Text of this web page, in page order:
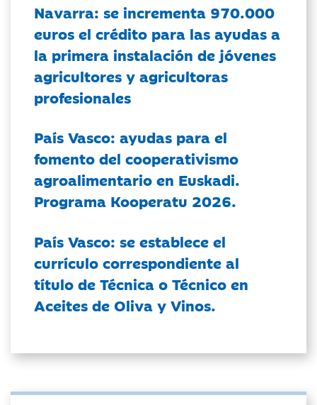
Navarra: se incrementa 970.000
euros el crédito para las ayudas a
la primera instalación de jóvenes
agricultores y agricultoras
profesionales
País Vasco: ayudas para el
fomento del cooperativismo
agroalimentario en Euskadi.
Programa Kooperatu 2026.
País Vasco: se establece el
currículo correspondiente al
título de Técnica o Técnico en
Aceites de Oliva y Vinos.